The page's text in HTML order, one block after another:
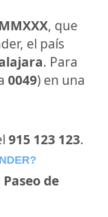
, que
el país
. Para
0049) en una
915 123 123.
Paseo de